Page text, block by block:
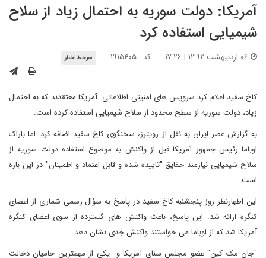
آمریکا: دولت سوریه به احتمال زیاد از سلاح
شیمیایی استفاده کرد
کد : ۱۹۱۵۴۰۵ سرخط اخبار
کاخ سفید اعلام کرد سرویس های امنیتی اطلاعاتی آمریکا معتقدند که به احتمال
زیاد، دولت سوریه از سطح محدود از سلاح شیمیایی استفاده کرده است.
به گزارش عصر ایران به نقل از رویترز، سخنگوی کاخ سفید اضافه کرد: اما باراک
اوباما رئیس جمهور آمریکا قبل از واکنش به موضوع استفاده دولت سوریه از
سلاح شیمیایی نیازمند حقایق "تاییده شده و قابل اعتماد و اطمینان" در این باره
است.
این اظهارنظر روز پنجشنبه کاخ سفید در پاسخ به سؤال رسمی شماری از اعضای
کنگره ارائه شد. این پاسخ، باعث واکنش های گسترده از سوی اعضای کنگره
آمریکا شد که از اوباما می خواستند واکنش جدی نشان دهد.
"جان مک کین" عضو مجلس سنای آمریکا و یکی از مهمترین حامیان دخالت